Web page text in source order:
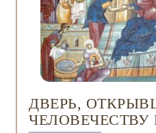
ДВЕРЬ,